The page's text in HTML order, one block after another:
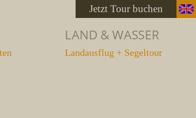
Jetzt Tour buchen
LAND & WASSER
Landausflug + Segeltour